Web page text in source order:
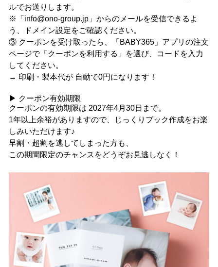
ルでお送りします。
※「 info@ono-group.jp」からのメールを受信できるよ
う、ドメイン設定をご確認ください。
③ クーポンを受け取ったら、「BABY365」アプリの注文
ページで「クーポンを利用する」を選び、コードを入力
してください。
→ 印刷・製本代が 自動で0円 になります！
▶ クーポン有効期限
クーポンの有効期限は 2027年4月30日まで。
1年以上余裕がありますので、じっくりブック作成をお楽
しみいただけます♪
早割・超割を逃してしまった方も、
この期間限定のチャンスをどうぞお見逃しなく！